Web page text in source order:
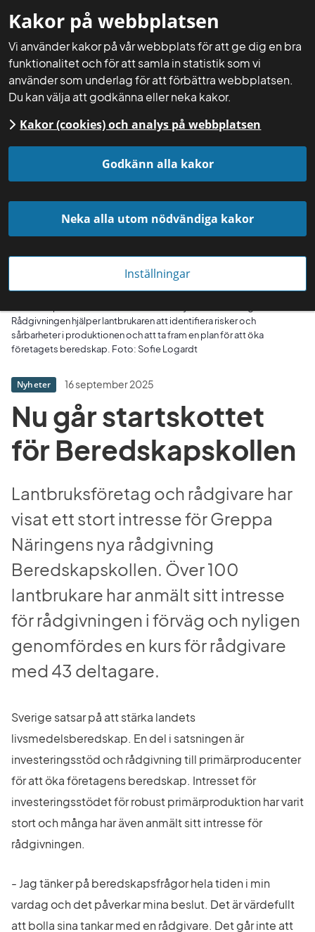
Kakor på webbplatsen
Vi använder kakor på vår webbplats för att ge dig en bra
funktionalitet och för att samla in statistik som vi
använder som underlag för att förbättra webbplatsen.
Du kan välja att godkänna eller neka kakor.
Kakor (cookies) och analys på webbplatsen
Godkänn alla kakor
Neka alla utom nödvändiga kakor
Inställningar
Mina sidor
Startsida Aktuellt Nyheter
Rådgivningen hjälper lantbrukaren att identifiera risker och
sårbarheter i produktionen och att ta fram en plan för att öka
företagets beredskap. Foto: Sofie Logardt
Nyheter 16 september 2025
Nu går startskottet
för Beredskapskollen
Lantbruksföretag och rådgivare har
visat ett stort intresse för Greppa
Näringens nya rådgivning
Beredskapskollen. Över 100
lantbrukare har anmält sitt intresse
för rådgivningen i förväg och nyligen
genomfördes en kurs för rådgivare
med 43 deltagare.
Sverige satsar på att stärka landets
livsmedelsberedskap. En del i satsningen är
investeringsstöd och rådgivning till primärproducenter
för att öka företagens beredskap. Intresset för
investeringsstödet för robust primärproduktion har varit
stort och många har även anmält sitt intresse för
rådgivningen.
- Jag tänker på beredskapsfrågor hela tiden i min
vardag och det påverkar mina beslut. Det är värdefullt
att bolla sina tankar med en rådgivare. Det går inte att